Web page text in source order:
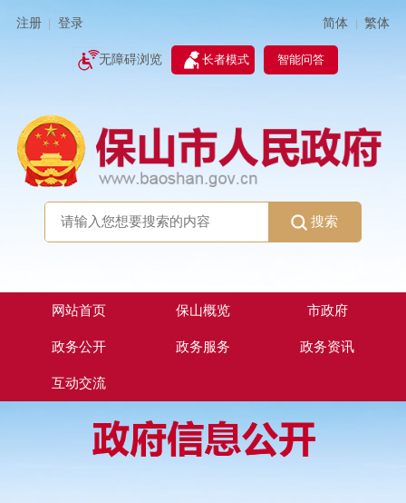
注册 登录 简体 | 繁体
无障碍浏览 长者模式 智能问答
搜索
网站首页 保山概览 市政府
政务公开 政务服务 政务资讯
互动交流